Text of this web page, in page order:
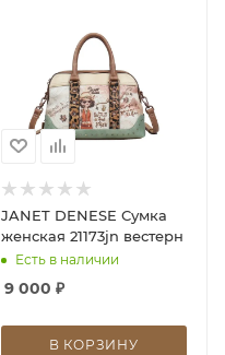
JANET DENESE Сумка
женская 21173jn вестерн
Есть в наличии
9 000 ₽
В КОРЗИНУ